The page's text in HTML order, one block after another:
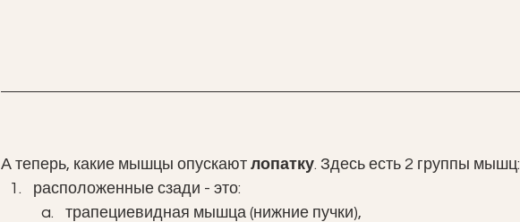
А теперь, какие мышцы опускают лопатку. Здесь есть 2 группы мышц:
расположенные сзади - это:
трапециевидная мышца (нижние пучки),